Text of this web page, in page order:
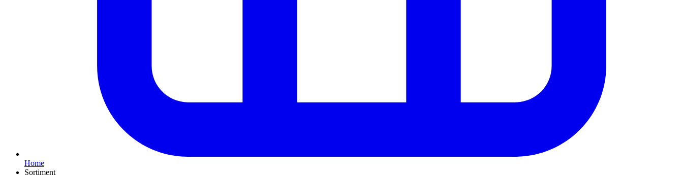
Home
Sortiment